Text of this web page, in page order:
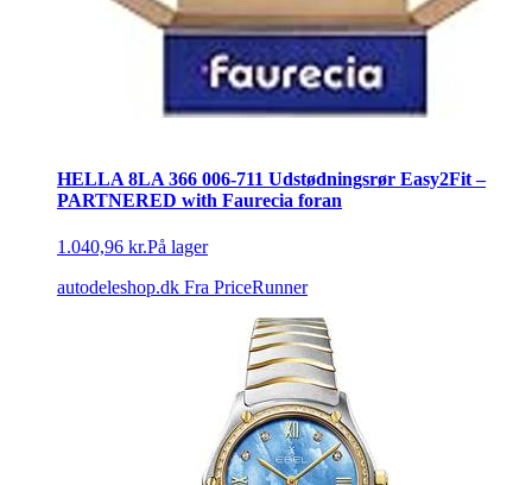
HELLA 8LA 366 006-711 Udstødningsrør Easy2Fit –
PARTNERED with Faurecia foran
1.040,96 kr.På lager
autodeleshop.dk Fra PriceRunner